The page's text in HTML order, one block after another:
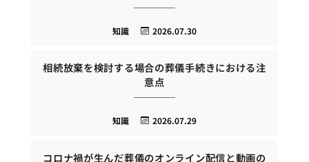
2026.07.30
知識
相続放棄を検討する場合の葬儀手続きにおける注
意点
2026.07.29
知識
コロナ禍が生んだ葬儀のオンライン配信と動画の